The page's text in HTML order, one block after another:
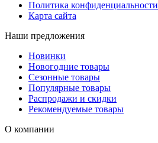
Политика конфиденциальности
Карта сайта
Наши предложения
Новинки
Новогодние товары
Сезонные товары
Популярные товары
Распродажи и скидки
Рекомендуемые товары
О компании